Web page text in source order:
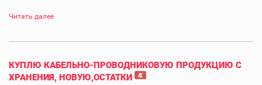
Читать далее
КУПЛЮ КАБЕЛЬНО-ПРОВОДНИКОВУЮ ПРОДУКЦИЮ С
ХРАНЕНИЯ, НОВУЮ,ОСТАТКИ